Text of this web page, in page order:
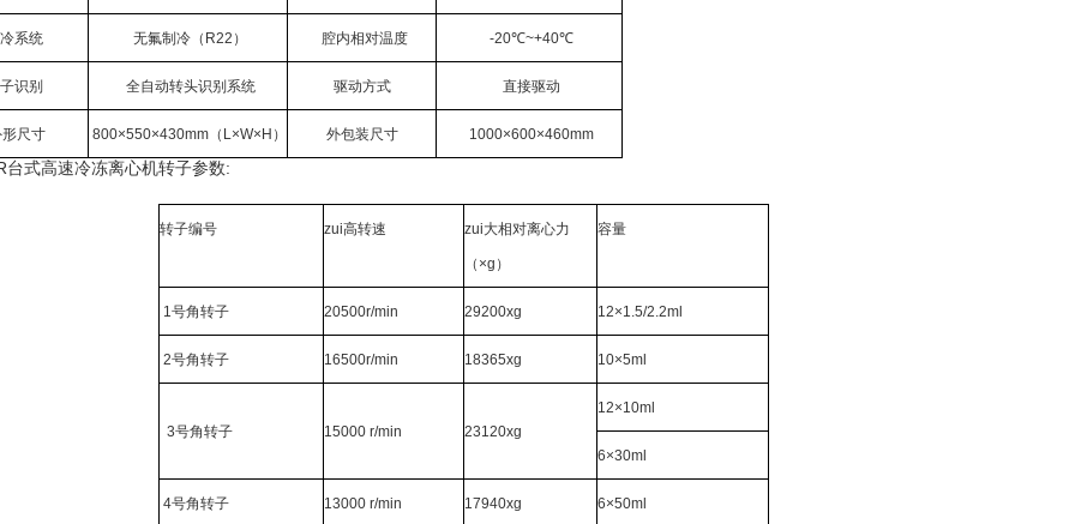
系统 无氟制冷（R22） 腔内相对温度 -20℃~+40℃
识别 全自动转头识别系统 驱动方式 直接驱动
尺寸 800×550×430mm（L×W×H） 外包装尺寸 1000×600×460mm
台式高速冷冻离心机转子参数:
转子编号 zui高转速 zui大相对离心力
（×g）
容量
1号角转子 20500r/min 29200xg 12×1.5/2.2ml
2号角转子 16500r/min 18365xg 10×5ml
3号角转子 15000 r/min 23120xg
12×10ml
6×30ml
4号角转子 13000 r/min 17940xg 6×50ml